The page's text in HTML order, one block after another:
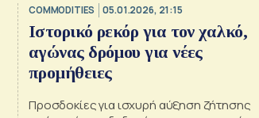
COMMODITIES 05.01.2026, 21:15
Ιστορικό ρεκόρ για τον χαλκό,
αγώνας δρόμου για νέες
προμήθειες
Προσδοκίες για ισχυρή αύξηση ζήτησης